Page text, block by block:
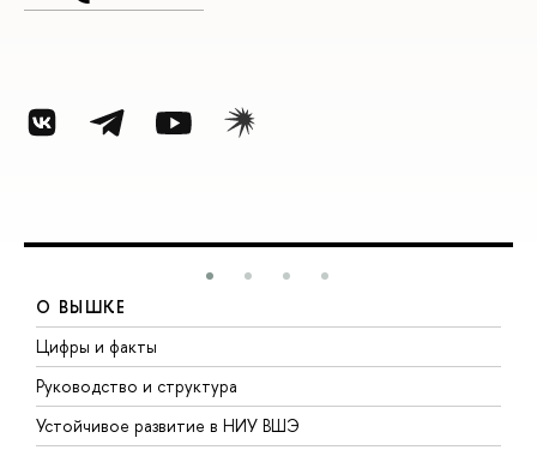
О ВЫШКЕ
Цифры и факты
Руководство и структура
Устойчивое развитие в НИУ ВШЭ